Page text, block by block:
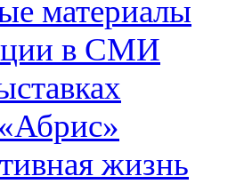
материалы
в СМИ
жизнь